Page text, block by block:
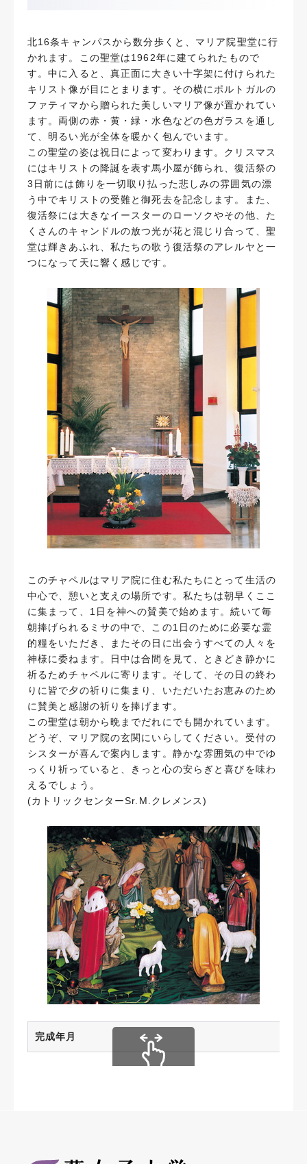
北16条キャンパスから数分歩くと、マリア院聖堂に行
かれます。この聖堂は1962年に建てられたもので
す。中に入ると、真正面に大きい十字架に付けられた
キリスト像が目にとまります。その横にポルトガルの
ファティマから贈られた美しいマリア像が置かれてい
ます。両側の赤・黄・緑・水色などの色ガラスを通し
て、明るい光が全体を暖かく包んでいます。
この聖堂の姿は祝日によって変わります。クリスマス
にはキリストの降誕を表す馬小屋が飾られ、復活祭の
3日前には飾りを一切取り払った悲しみの雰囲気の漂
う中でキリストの受難と御死去を記念します。また、
復活祭には大きなイースターのローソクやその他、た
くさんのキャンドルの放つ光が花と混じり合って、聖
堂は輝きあふれ、私たちの歌う復活祭のアレルヤと一
つになって天に響く感じです。
このチャペルはマリア院に住む私たちにとって生活の
中心で、憩いと支えの場所です。私たちは朝早くここ
に集まって、1日を神への賛美で始めます。続いて毎
朝捧げられるミサの中で、この1日のために必要な霊
的糧をいただき、またその日に出会うすべての人々を
神様に委ねます。日中は合間を見て、ときどき静かに
祈るためチャペルに寄ります。そして、その日の終わ
りに皆で夕の祈りに集まり、いただいたお恵みのため
に賛美と感謝の祈りを捧げます。
この聖堂は朝から晩までだれにでも開かれています。
どうぞ、マリア院の玄関にいらしてください。受付の
シスターが喜んで案内します。静かな雰囲気の中でゆ
っくり祈っていると、きっと心の安らぎと喜びを味わ
えるでしょう。
(カトリックセンターSr.M.クレメンス)
完成年月